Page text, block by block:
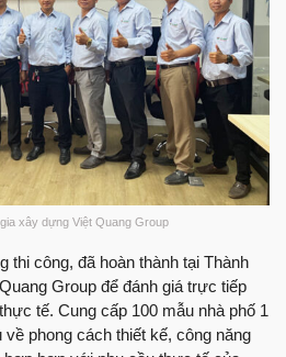
xây dựng Việt Quang Group
thi công, đã hoàn thành tại Thành
Group để đánh giá trực tiếp
tế. Cung cấp 100 mẫu nhà phố 1
phong cách thiết kế, công năng